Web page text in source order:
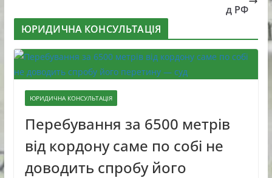
д РФ
ЮРИДИЧНА КОНСУЛЬТАЦІЯ
ЮРИДИЧНА КОНСУЛЬТАЦІЯ
Перебування за 6500 метрів
від кордону саме по собі не
доводить спробу його